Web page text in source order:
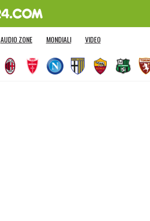
AUDIO ZONE MONDIALI VIDEO